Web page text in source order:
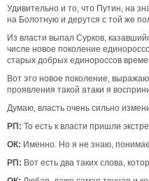
Удивительно и то, что Путин, на
на Болотную и дерутся с той же
Из власти выпал Сурков,
числе новое поколение
старых добрых единороссов
Вот это новое поколение,
проявления такой атаки я
Думаю, власть очень сильно
РП: То есть к власти пришли
ОК: Именно. Но я не знаю,
РП: Вот есть два таких слова,